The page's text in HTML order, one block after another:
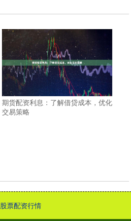
期货配资利息：了解借贷成本，优化
交易策略
股票配资行情